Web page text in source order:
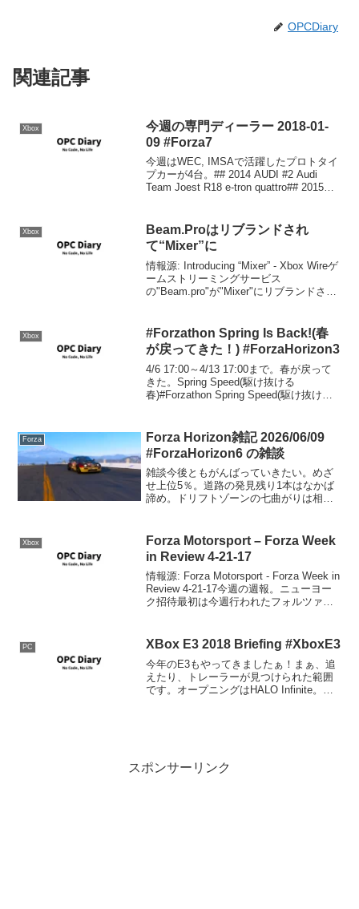
OPCDiary
関連記事
Xbox
今週の専門ディーラー 2018-01-
09 #Forza7
今週はWEC, IMSAで活躍したプロトタイ
プカーが4台。## 2014 AUDI #2 Audi
Team Joest R18 e-tron quattro## 2015
Xbox
Beam.Proはリブランドされ
て“Mixer”に
情報源: Introducing “Mixer” - Xbox Wireゲ
ームストリーミングサービス
の"Beam.pro"が"Mixer"にリブランドされ
実現するために...
Xbox
#Forzathon Spring Is Back!(春
が戻ってきた！) #ForzaHorizon3
4/6 17:00～4/13 17:00まで。春が戻って
きた。Spring Speed(駆け抜ける
春)#Forzathon Spring Speed(駆け抜ける
Forza
Forza Horizon雑記 2026/06/09
#ForzaHorizon6 の雑談
雑談今後ともがんばっていきたい。めざ
せ上位5％。道路の発見残り1本はなかば
諦め。ドリフトゾーンの七曲がりは相変
Mustang BOSS 30...
Xbox
Forza Motorsport – Forza Week
in Review 4-21-17
情報源: Forza Motorsport - Forza Week in
Review 4-21-17今週の週報。ニューヨー
ク招待最初は今週行われたフォルツァレ
PC XBox E3 2018 Briefing #XboxE3
今年のE3もやってきましたぁ！まぁ、追
えたり、トレーラーが見つけられた範囲
です。オープニングはHALO Infinite。プ
スポンサーリンク